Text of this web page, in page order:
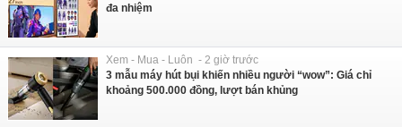
đa nhiệm
Xem - Mua - Luôn - 2 giờ trước
3 mẫu máy hút bụi khiến nhiều người “wow”: Giá chỉ
khoảng 500.000 đồng, lượt bán khủng